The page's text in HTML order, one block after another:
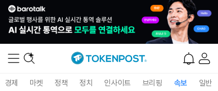
경제 마켓 정책 정치 인사이트 브리핑 속보 일반